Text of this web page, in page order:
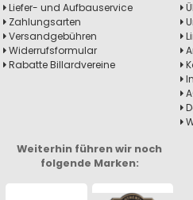
Liefer- und Aufbauservice
Zahlungsarten
Versandgebühren
Widerrufsformular
Rabatte Billardvereine
Weiterhin führen wir noch
folgende Marken: